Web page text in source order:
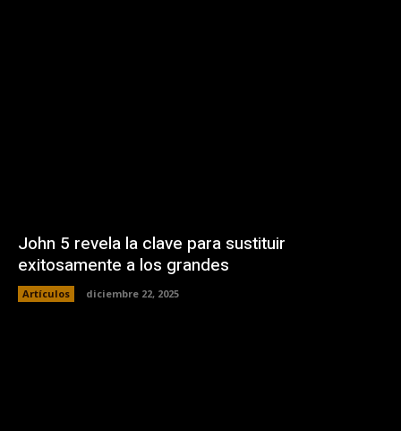
John 5 revela la clave para sustituir
exitosamente a los grandes
Artículos diciembre 22, 2025